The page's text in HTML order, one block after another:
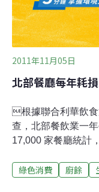
都來不及改了，不
2011年11月05日
北部餐廳每年耗
根據聯合利華飲食
查，北部餐飲業一
17,000 家餐廳統計
因是儲存不當，其
綠色消費 廚餘